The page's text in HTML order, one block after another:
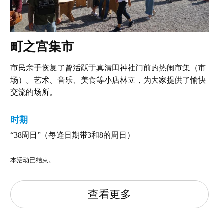
町之宫集市
市民亲手恢复了曾活跃于真清田神社门前的热闹市集（市
场）。艺术、音乐、美食等小店林立，为大家提供了愉快
交流的场所。
时期
“38周日”（每逢日期带3和8的周日）
本活动已结束。
查看更多